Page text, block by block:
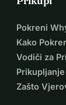
Pokreni
Kako
Vodiči za
Zašto